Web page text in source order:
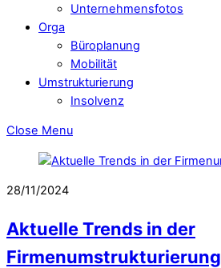
Unternehmensfotos
Orga
Büroplanung
Mobilität
Umstrukturierung
Insolvenz
Close Menu
28/11/2024
Aktuelle Trends in der
Firmenumstrukturierung